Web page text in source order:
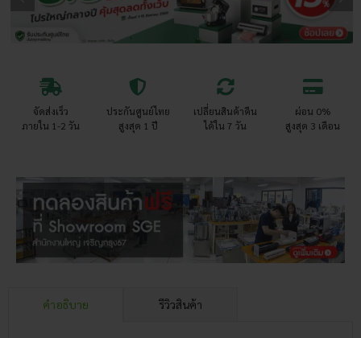
จัดส่งเร็ว
ภายใน 1-2 วัน
ประกันศูนย์ไทย
สูงสุด 1 ปี
เปลี่ยนสินค้าคืน
ได้ใน 7 วัน
ผ่อน 0%
สูงสุด 3 เดือน
คำอธิบาย รีวิวสินค้า